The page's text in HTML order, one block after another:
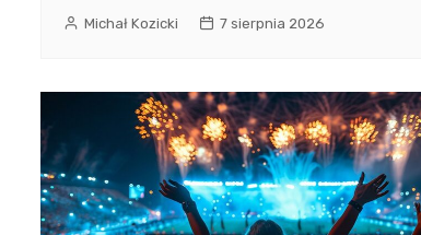
Michał Kozicki 7 sierpnia 2026